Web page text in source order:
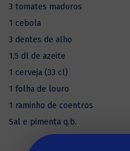
3 tomates maduros
1 cebola
3 dentes de alho
1,5 dl de azeite
1 cerveja (33 cl)
1 folha de louro
1 raminho de coentros
Sal e pimenta q.b.